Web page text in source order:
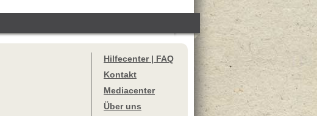
Hilfecenter | FAQ
Kontakt
Mediacenter
Über uns